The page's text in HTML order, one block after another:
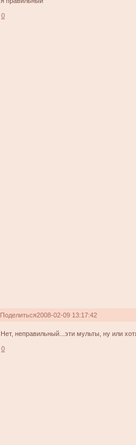
0
Поделиться2008-02-09 13:17:42
Нет, неправильный...эти мульты, ну или
0